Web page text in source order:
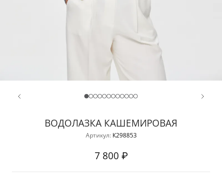
ВОДОЛАЗКА КАШЕМИРОВАЯ
Артикул: К298853
7 800 ₽